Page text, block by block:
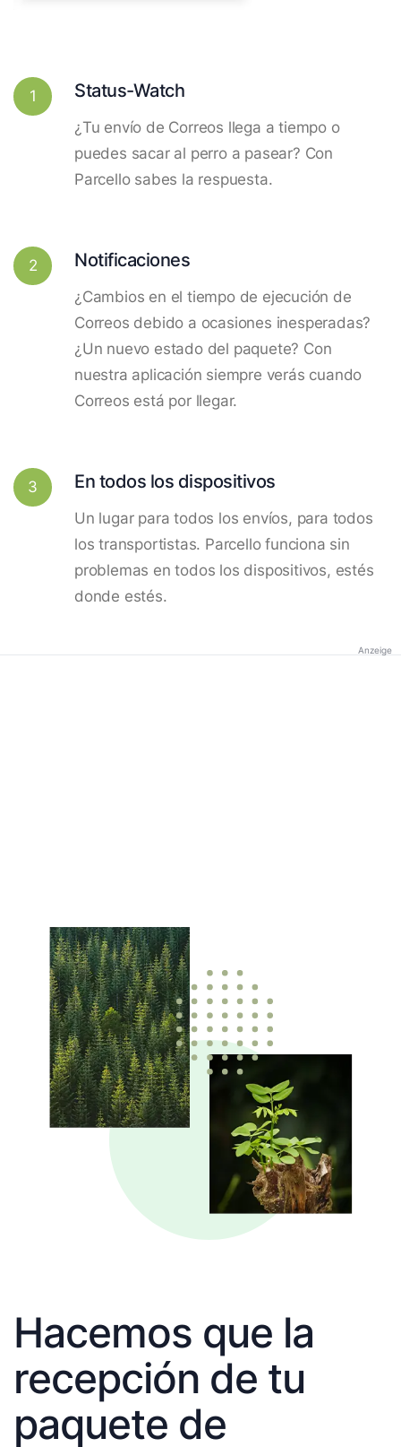
1 Status-Watch
¿Tu envío de Correos llega a tiempo o
puedes sacar al perro a pasear? Con
Parcello sabes la respuesta.
2 Notificaciones
¿Cambios en el tiempo de ejecución de
Correos debido a ocasiones inesperadas?
¿Un nuevo estado del paquete? Con
nuestra aplicación siempre verás cuando
Correos está por llegar.
3 En todos los dispositivos
Un lugar para todos los envíos, para todos
los transportistas. Parcello funciona sin
problemas en todos los dispositivos, estés
donde estés.
Anzeige
Hacemos que la
recepción de tu
paquete de